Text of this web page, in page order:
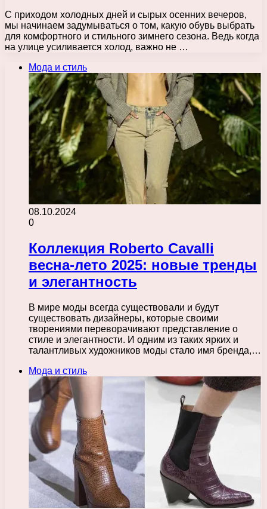
С приходом холодных дней и сырых осенних вечеров,
мы начинаем задумываться о том, какую обувь выбрать
для комфортного и стильного зимнего сезона. Ведь когда
на улице усиливается холод, важно не …
Мода и стиль
08.10.2024
0
Коллекция Roberto Cavalli
весна-лето 2025: новые тренды
и элегантность
В мире моды всегда существовали и будут
существовать дизайнеры, которые своими
творениями переворачивают представление о
стиле и элегантности. И одним из таких ярких и
талантливых художников моды стало имя бренда,…
Мода и стиль